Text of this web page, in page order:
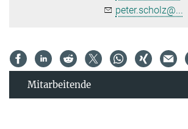
peter.scholz@...
Mitarbeitende